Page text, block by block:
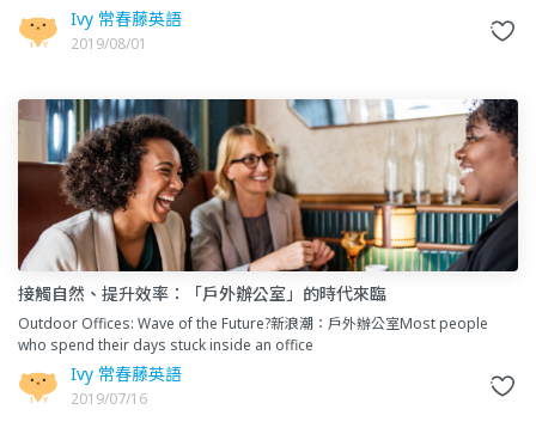
物的滋味，美國人都這樣說描述味道 The sauce
Ivy 常春藤英語
2019/08/01
接觸自然、提升效率：「戶外辦公室」的時代來臨
Outdoor Offices: Wave of the Future?新浪潮：戶外辦公室Most people
who spend their days stuck inside an office
Ivy 常春藤英語
2019/07/16